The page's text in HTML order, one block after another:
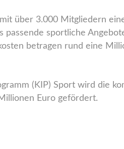
über 3.000 Mitgliedern
passende sportliche
betragen rund eine
(KIP) Sport wird die
Euro gefördert.